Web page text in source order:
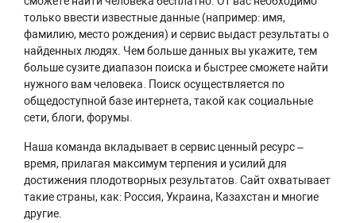
только ввести известные данные (например: имя,
фамилию, место рождения) и сервис выдаст результаты о
найденных людях. Чем больше данных вы укажите, тем
больше сузите диапазон поиска и быстрее сможете найти
нужного вам человека. Поиск осуществляется по
общедоступной базе интернета, такой как социальные
сети, блоги, форумы.
Наша команда вкладывает в сервис ценный ресурс –
время, прилагая максимум терпения и усилий для
достижения плодотворных результатов. Сайт охватывает
такие страны, как: Россия, Украина, Казахстан и многие
другие.